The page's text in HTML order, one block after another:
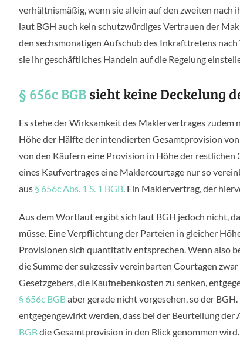
verhältnismäßig, wenn sie allein auf den zweiten
laut BGH auch kein schutzwürdiges Vertrauen der
den sechsmonatigen Aufschub des Inkrafttretens
sie ihr geschäftliches Handeln auf die Regelung
§ 656c BGBsieht keine Deckelung
Es stehe der Wirksamkeit des Maklervertrages
Höhe der Hälfte der intendierten Gesamtprovision von
von den Käufern eine Provision in Höhe der restlichen
eines Kaufvertrages eine Maklercourtage nur so
aus § 656c Abs. 1 S. 1 BGB. Ein Maklervertrag, der
Aus dem Wortlaut ergibt sich laut BGH jedoch nicht,
müsse. Eine Verpflichtung der Parteien in gleicher
Provisionen sich quantitativ entsprechen. Wenn also
die Summe der sukzessiv vereinbarten Courtagen
Gesetzgebers, die Kaufnebenkosten zu senken,
§ 656c BGBaber gerade nicht vorgesehen, so der
entgegengewirkt werden, dass bei der Beurteilung der
BGBdie Gesamtprovision in den Blick genommen wird.